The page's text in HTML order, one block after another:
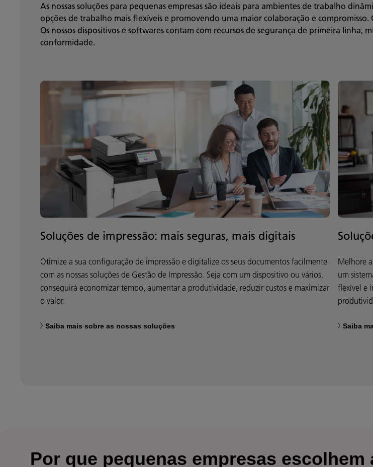
As nossas soluções para pequenas empresas são ideais para ambientes de trabalho
opções de trabalho mais flexíveis e promovendo uma maior colaboração e
Os nossos dispositivos e softwares contam com recursos de segurança de primeira
conformidade.
Soluções de impressão: mais seguras, mais digitais
Otimize a sua configuração de impressão e digitalize os seus documentos facilmente
com as nossas soluções de Gestão de Impressão. Seja com um dispositivo ou vários,
conseguirá economizar tempo, aumentar a produtividade, reduzir custos e maximizar
o valor.
Saiba mais sobre as nossas soluções
Melhore
um
flexível e
Saiba
Por que pequenas empresas escolhem